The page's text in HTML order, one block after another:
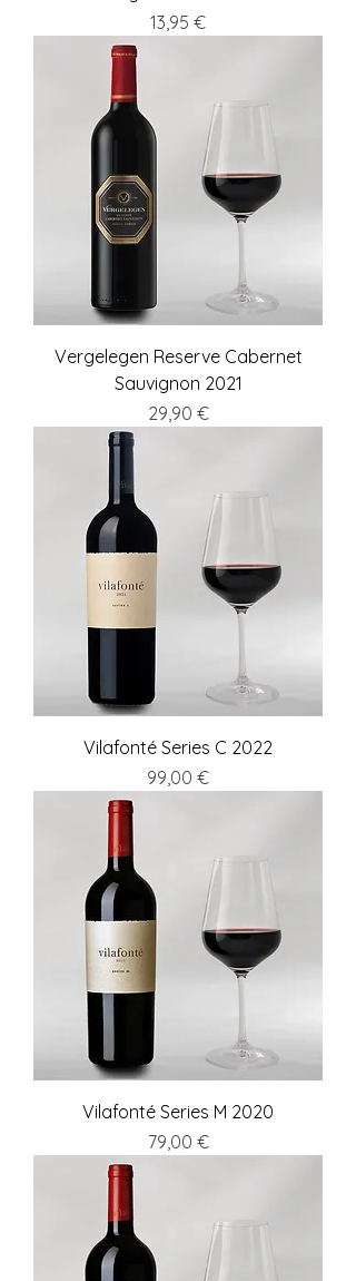
Preis
13,95 €
Vergelegen Reserve Cabernet
Sauvignon 2021
Preis
29,90 €
Vilafonté Series C 2022
Preis
99,00 €
Vilafonté Series M 2020
Preis
79,00 €